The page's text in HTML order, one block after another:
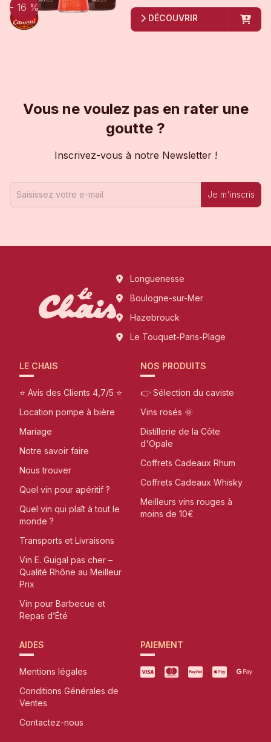
- 16 %
DÉCOUVRIR
Vous ne voulez pas en rater une
goutte ?
Inscrivez-vous à notre Newsletter !
Je m'inscris
Longuenesse
Boulogne-sur-Mer
Hazebrouck
Le Touquet-Paris-Plage
LE CHAIS
⭐ Avis des Clients 4,7/5 ⭐
Location pompe à bière
Mariage
Notre savoir faire
Nous trouver
Quel vin pour apéritif ?
Quel vin qui plaît à tout le
monde ?
Transports et Livraisons
Vin E. Guigal pas cher –
Qualité Rhône au Meilleur
Prix
Vin pour Barbecue et
Repas d’Été
NOS PRODUITS
👉 Sélection du caviste
Vins rosés 🌞
Distillerie de la Côte
d'Opale
Coffrets Cadeaux Rhum
Coffrets Cadeaux Whisky
Meilleurs vins rouges à
moins de 10€
AIDES
Mentions légales
Conditions Générales de
Ventes
Contactez-nous
PAIEMENT